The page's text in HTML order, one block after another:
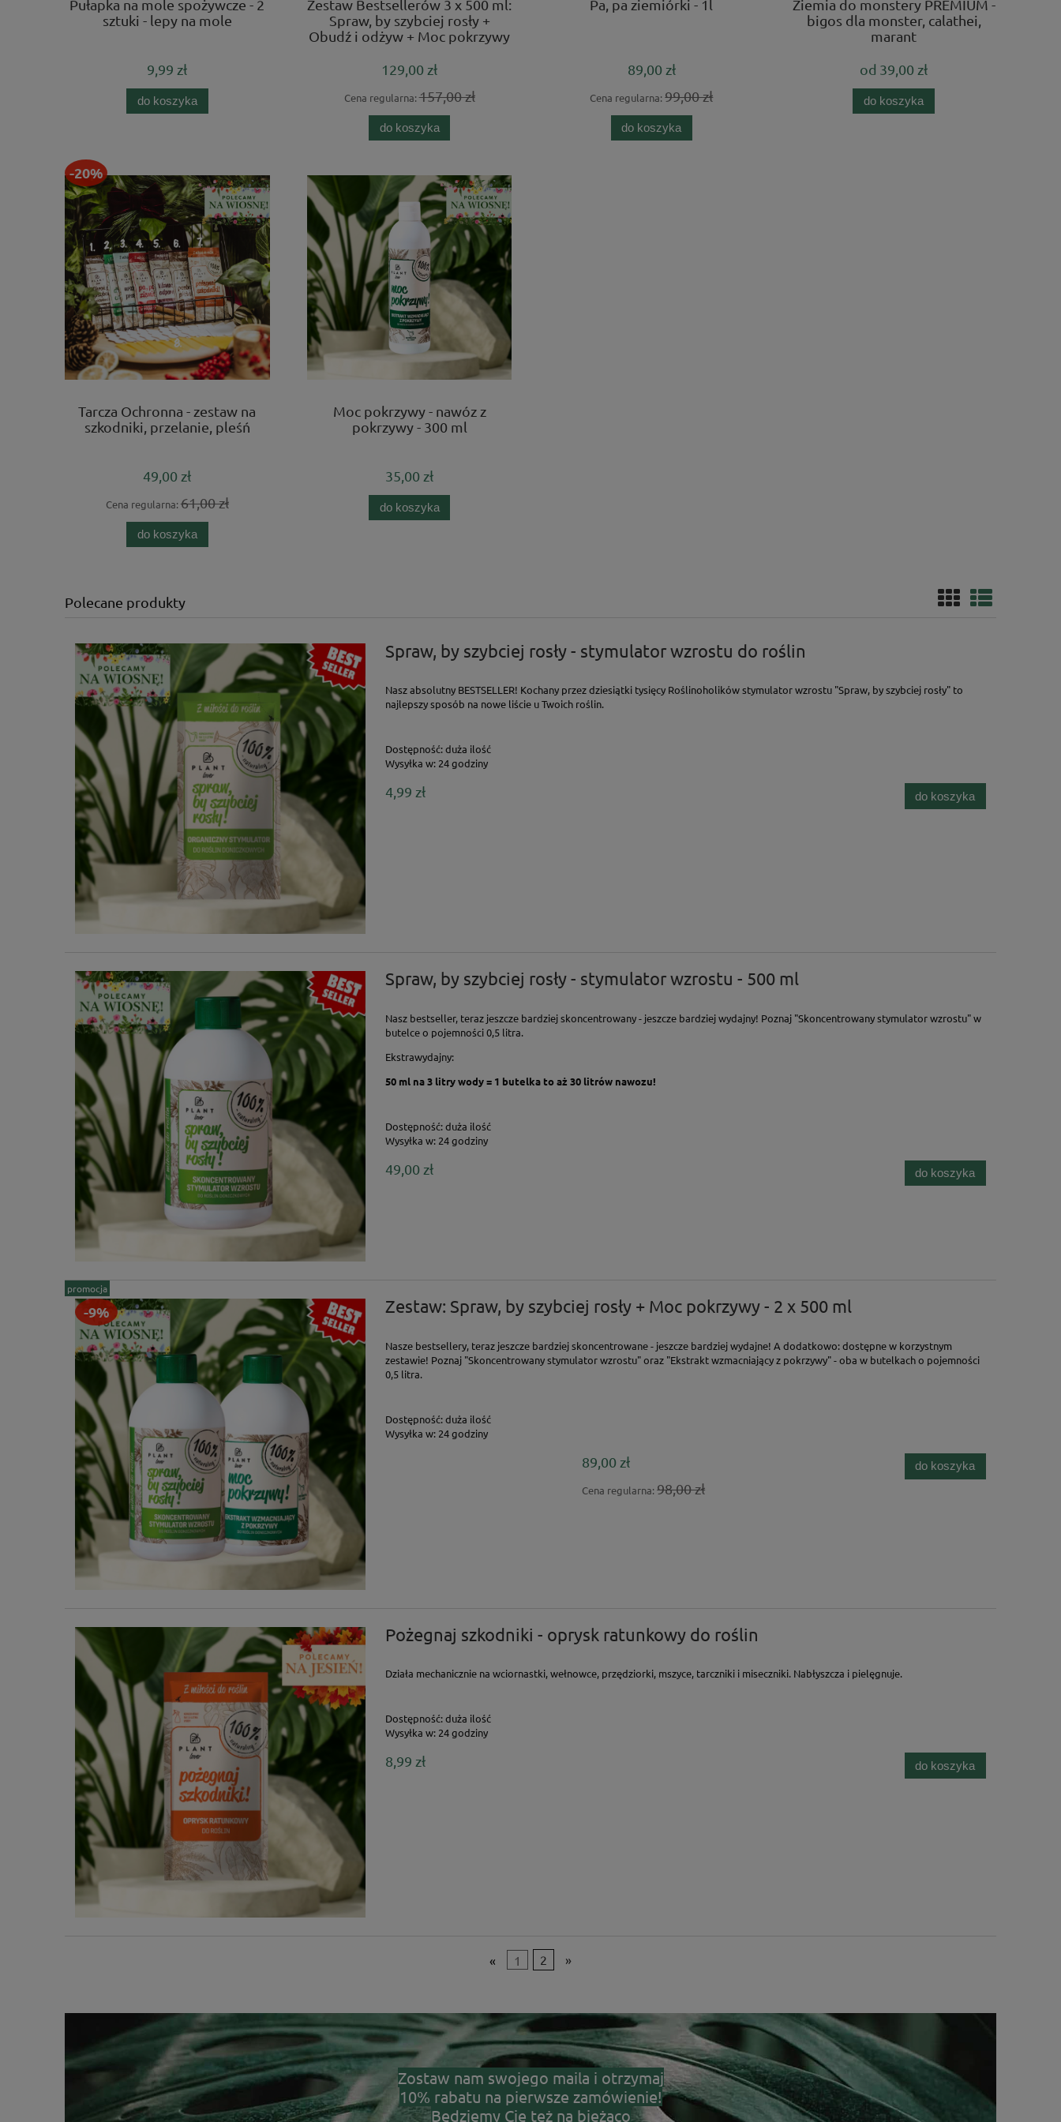
Pułapka na mole spożywcze - 2
sztuki - lepy na mole
9,99 zł
do koszyka
Zestaw Bestsellerów 3 x 500 ml:
Spraw, by szybciej rosły +
Obudź i odżyw + Moc pokrzywy
129,00 zł
Cena regularna:157,00 zł
do koszyka
Pa, pa ziemiórki - 1l
89,00 zł
Cena regularna:99,00 zł
do koszyka
Ziemia do monstery PREMIUM -
bigos dla monster, calathei,
marant
od 39,00 zł
do koszyka
-20%
Tarcza Ochronna - zestaw na
szkodniki, przelanie, pleśń
49,00 zł
Cena regularna: 61,00 zł
do koszyka
Moc pokrzywy - nawóz z
pokrzywy - 300 ml
35,00 zł
do koszyka
Polecane produkty
Spraw, by szybciej rosły - stymulator wzrostu do roślin
Nasz absolutny BESTSELLER! Kochany przez dziesiątki tysięcy Roślinoholików stymulator wzrostu "Spraw, by szybciej rosły" to
najlepszy sposób na nowe liście u Twoich roślin.
Dostępność:duża ilość
Wysyłka w: 24 godziny
4,99 zł do koszyka
Spraw, by szybciej rosły - stymulator wzrostu - 500 ml
Nasz bestseller, teraz jeszcze bardziej skoncentrowany - jeszcze bardziej wydajny! Poznaj "Skoncentrowany stymulator wzrostu" w
butelce o pojemności 0,5 litra.
Ekstrawydajny:
50 ml na 3 litry wody = 1 butelka to aż 30 litrów nawozu!
Dostępność:duża ilość
Wysyłka w: 24 godziny
49,00 zł do koszyka
-9% Zestaw: Spraw, by szybciej rosły + Moc pokrzywy - 2 x 500 ml
Nasze bestsellery, teraz jeszcze bardziej skoncentrowane - jeszcze bardziej wydajne! A dodatkowo: dostępne w korzystnym
zestawie! Poznaj "Skoncentrowany stymulator wzrostu" oraz "Ekstrakt wzmacniający z pokrzywy" - oba w butelkach o pojemności
0,5 litra.
Dostępność:duża ilość
Wysyłka w: 24 godziny
89,00 zł
Cena regularna:98,00 zł
do koszyka
promocja
Pożegnaj szkodniki - oprysk ratunkowy do roślin
Działa mechanicznie na wciornastki, wełnowce, przędziorki, mszyce, tarczniki i miseczniki. Nabłyszcza i pielęgnuje.
Dostępność:duża ilość
Wysyłka w: 24 godziny
8,99 zł do koszyka
« 1 2 »
Zostaw nam swojego maila i otrzymaj
10% rabatu na pierwsze zamówienie!
Będziemy Cię też na bieżąco